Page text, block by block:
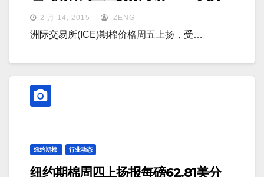
2 月 14, 2015 ZENG
洲际交易所(ICE)期棉价格周五上扬，受…
纽约期棉 行业动态
纽约期棉周四上扬报每磅62.81美分